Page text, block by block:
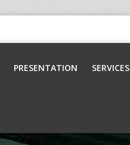
PRESENTATION SERVICES